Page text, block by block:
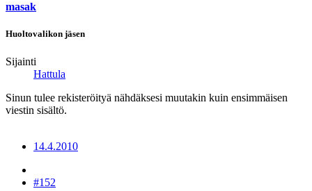
masak
Huoltovalikon jäsen
Sijainti
Hattula
Sinun tulee rekisteröityä nähdäksesi muutakin kuin ensimmäisen
viestin sisältö.
14.4.2010
#152